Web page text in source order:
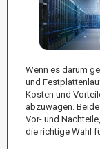
Wenn es darum
und
Kosten und
abzuwägen.
Vor- und
die richtige Wahl